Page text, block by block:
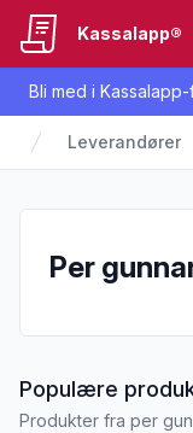
Bli med i
Kassalapp®
Leverandører
Per
Populære
Produkter fra per